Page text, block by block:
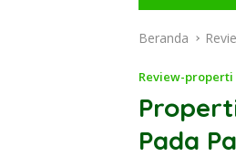
Beranda
Review-properti
Pada